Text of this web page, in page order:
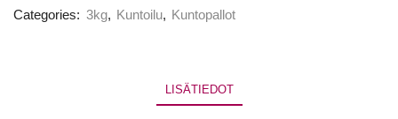
Categories: 3kg, Kuntoilu, Kuntopallot
LISÄTIEDOT